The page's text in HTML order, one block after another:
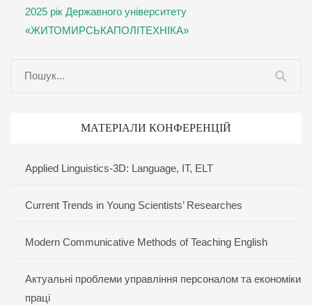
2025 рік Державного університету
«ЖИТОМИРСЬКАПОЛІТЕХНІКА»
МАТЕРІАЛИ КОНФЕРЕНЦІЙ
Applied Linguistics-3D: Language, IT, ELT
Current Trends in Young Scientists’ Researches
Modern Communicative Methods of Teaching English
Актуальні проблеми управління персоналом та економіки
праці